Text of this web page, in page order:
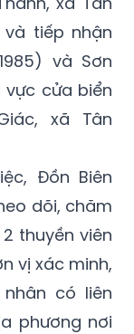
tiếp nhận
và Sơn
vực cửa biển
xã Tân
Đồn Biên
dõi, chăm
thuyền viên
vị xác minh,
có liên
phương nơi